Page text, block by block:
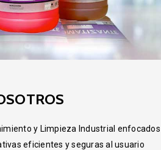
y Limpieza Industrial enfocados
eficientes y seguras al usuario